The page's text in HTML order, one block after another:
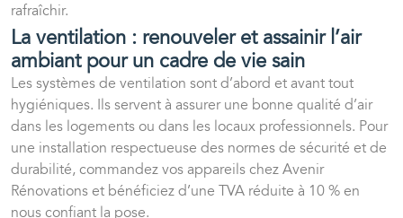
rafraîchir.
La ventilation : renouveler et assainir l’air
ambiant pour un cadre de vie sain
Les systèmes de ventilation sont d’abord et avant tout
hygiéniques. Ils servent à assurer une bonne qualité d’air
dans les logements ou dans les locaux professionnels. Pour
une installation respectueuse des normes de sécurité et de
durabilité, commandez vos appareils chez Avenir
Rénovations et bénéficiez d’une TVA réduite à 10 %en
nous confiant la pose.